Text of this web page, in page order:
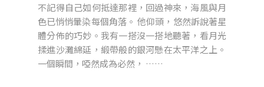
不記得自己如何抵達那裡，回過神來，海風與月
色已悄悄暈染每個角落。 他仰頭，悠然訴說著星
體分佈的巧妙。我有一搭沒一搭地聽著，看月光
揉進沙灘綿延，緞帶般的銀河懸在太平洋之上。
一個瞬間，啞然成為必然， ……